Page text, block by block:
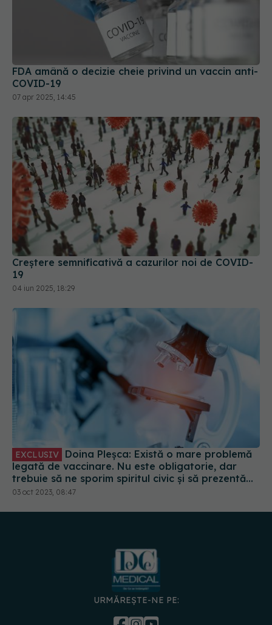
FDA amână o decizie cheie privind un vaccin anti-
COVID-19
07 apr 2025, 14:45
Creștere semnificativă a cazurilor noi de COVID-
19
04 iun 2025, 18:29
EXCLUSIV
legată de vaccinare. Nu este obligatorie, dar
trebuie să ne sporim spiritul civic și să prezentăm
corect minusurile și plusurile fiecărui vaccin
03 oct 2023, 08:47
URMĂREȘTE-NE PE: